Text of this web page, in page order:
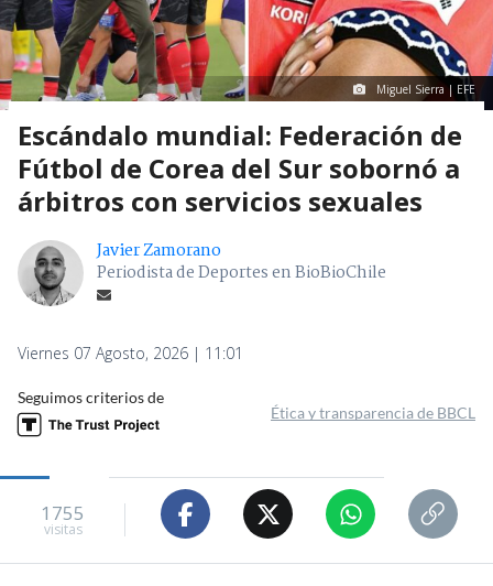
Miguel Sierra | EFE
Escándalo mundial: Federación de
Fútbol de Corea del Sur sobornó a
árbitros con servicios sexuales
Javier Zamorano
Periodista de Deportes en BioBioChile
Viernes 07 Agosto, 2026 | 11:01
Seguimos criterios de
Ética y transparencia de BBCL
1755
visitas